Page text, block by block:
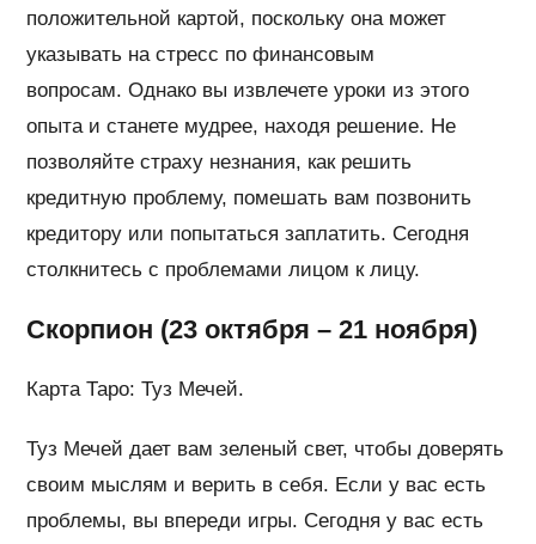
положительной картой, поскольку она может
указывать на стресс по финансовым
вопросам. Однако вы извлечете уроки из этого
опыта и станете мудрее, находя решение. Не
позволяйте страху незнания, как решить
кредитную проблему, помешать вам позвонить
кредитору или попытаться заплатить. Сегодня
столкнитесь с проблемами лицом к лицу.
Скорпион (23 октября – 21 ноября)
Карта Таро: Туз Мечей.
Туз Мечей дает вам зеленый свет, чтобы доверять
своим мыслям и верить в себя. Если у вас есть
проблемы, вы впереди игры. Сегодня у вас есть